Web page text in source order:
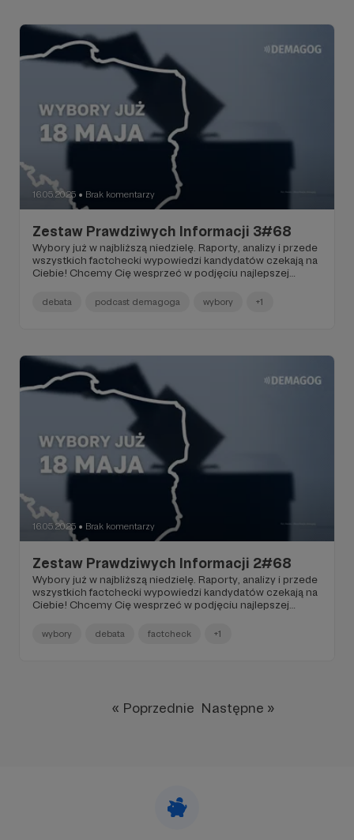
16.05.2025 ● Brak komentarzy
Zestaw Prawdziwych Informacji 3#68
Wybory już w najbliższą niedzielę. Raporty, analizy i przede
wszystkich factchecki wypowiedzi kandydatów czekają na
Ciebie! Chcemy Cię wesprzeć w podjęciu najlepszej
Demagoga o tym jak nie dać się politycznej manipulacji ze
specjanym fragmentem dla Ciebie. Dowiedz się jak
debata podcast demagoga wybory +1
16.05.2025 ● Brak komentarzy
Zestaw Prawdziwych Informacji 2#68
Wybory już w najbliższą niedzielę. Raporty, analizy i przede
wszystkich factchecki wypowiedzi kandydatów czekają na
Ciebie! Chcemy Cię wesprzeć w podjęciu najlepszej
Demagoga o tym jak nie dać się politycznej manipulacji ze
specjanym fragmentem dla Ciebie. Zapraszamy do
wybory debata factcheck +1
« Poprzednie Następne »